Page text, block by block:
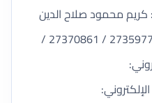
محمود صلاح الدين
محمد نبهان. أرقام التواصل: 27359770 / 27370861 /